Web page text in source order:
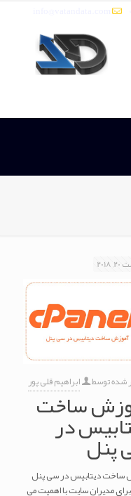
شده توسط ابراهیم قلی پور
ساخت
در پنل
ساخت دیتابیس در سی پنل
مدیران سایت با اهمیت می